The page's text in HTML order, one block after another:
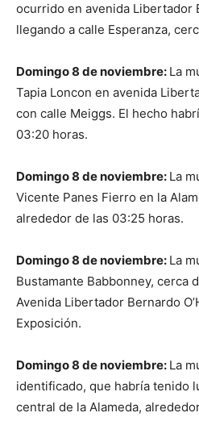
ocurrido en avenida Libertador
llegando a calle Esperanza,
Domingo 8 de noviembre: La
Tapia Loncon en avenida
con calle Meiggs. El hecho
03:20 horas.
Domingo 8 de noviembre: La
Vicente Panes Fierro en la
alrededor de las 03:25 horas.
Domingo 8 de noviembre: La
Bustamante Babbonney, cerca
Avenida Libertador Bernardo
Exposición.
Domingo 8 de noviembre: La
identificado, que habría tenido
central de la Alameda,